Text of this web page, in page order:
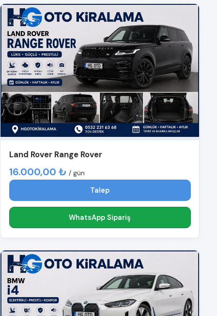
Land Rover Range Rover
16.000,00 ₺ / gün
Talep
WhatsApp Sipariş